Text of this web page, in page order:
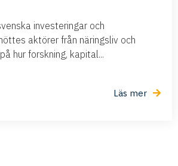
investeringar och
aktörer från näringsliv och
hur forskning, kapital...
Läs mer